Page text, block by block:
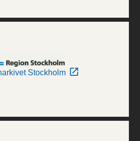
Stockholm